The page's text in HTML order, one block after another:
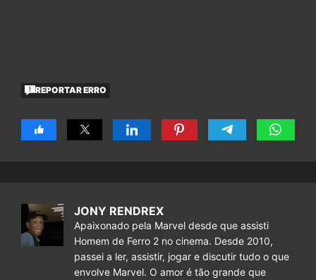
REPORTAR ERRO
JONY RENDREX
Apaixonado pela Marvel desde que assisti
Homem de Ferro 2 no cinema. Desde 2010,
passei a ler, assistir, jogar e discutir tudo o que
envolve Marvel. O amor é tão grande que